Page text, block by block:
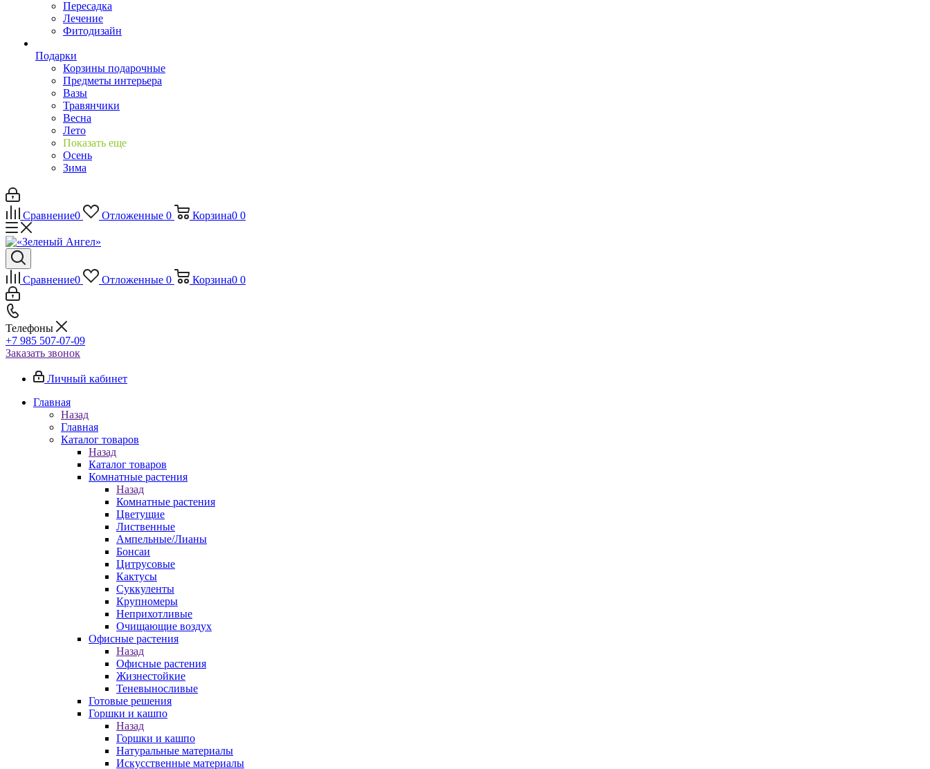
Пересадка
Лечение
Фитодизайн
Подарки
Корзины подарочные
Предметы интерьера
Вазы
Травянчики
Весна
Лето
Показать еще
Осень
Зима
Сравнение0 Отложенные 0 Корзина0 0
Сравнение0 Отложенные 0 Корзина0 0
Телефоны
+7 985 507-07-09
Заказать звонок
Личный кабинет
Главная
Назад
Главная
Каталог товаров
Назад
Каталог товаров
Комнатные растения
Назад
Комнатные растения
Цветущие
Лиственные
Ампельные/Лианы
Бонсаи
Цитрусовые
Кактусы
Суккуленты
Крупномеры
Неприхотливые
Очищающие воздух
Офисные растения
Назад
Офисные растения
Жизнестойкие
Теневыносливые
Готовые решения
Горшки и кашпо
Назад
Горшки и кашпо
Натуральные материалы
Искусственные материалы